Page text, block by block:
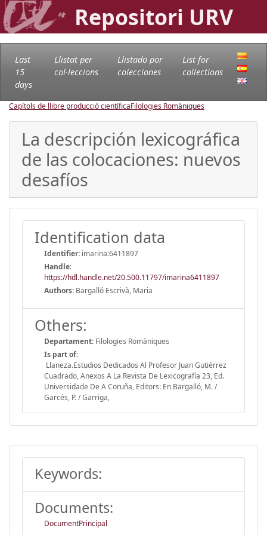
Repositori URV
Last
15
days
Llistat per
col·leccions
Llistado por
colecciones
List for
collections
Capítols de llibre producció científicaFilologies Romàniques
La descripción lexicográfica
de las colocaciones: nuevos
desafíos
Identification data
Identifier: imarina:6411897
Handle:
https://hdl.handle.net/20.500.11797/imarina6411897
Authors: Bargalló Escrivà, Maria
Others:
Departament: Filologies Romàniques
Is part of:
Llaneza.Estudios Dedicados Al Profesor Juan Gutiérrez
Cuadrado, Anexos A La Revista De Lexicografía 23, Ed.
Universidade De A Coruña, Editors: En Bargalló, M. /
Garcés, P. / Garriga,
Keywords:
Documents:
DocumentPrincipal